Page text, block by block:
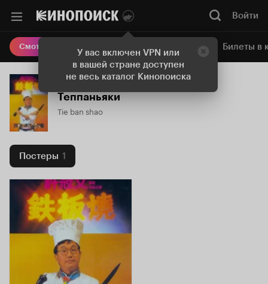
У вас включен VPN или
в вашей стране доступен
не весь каталог Кинопоиска
Войти
Смотреть кино Онлайн-кинотеатр Билеты в
Теппаньяки
Tie ban shao
Постеры 1